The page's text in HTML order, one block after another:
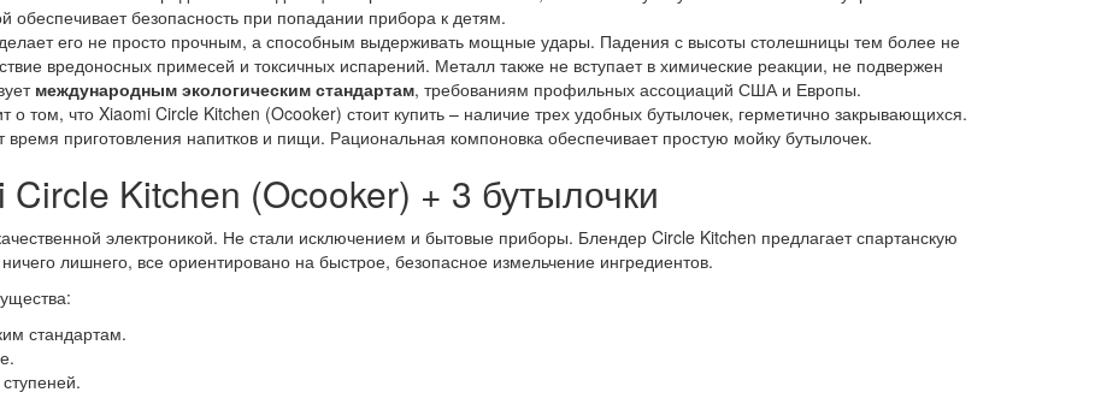
обеспечивает безопасность при попадании прибора к детям.
его не просто прочным, а способным выдерживать мощные удары. Падения с высоты столешницы тем более не
вредоносных примесей и токсичных испарений. Металл также не вступает в химические реакции, не подвержен
международным экологическим стандартам, требованиям профильных ассоциаций США и Европы.
о том, что Xiaomi Circle Kitchen (Ocooker) стоит купить – наличие трех удобных бутылочек, герметично закрывающихся.
приготовления напитков и пищи. Рациональная компоновка обеспечивает простую мойку бутылочек.
Kitchen (Ocooker) + 3 бутылочки
электроникой. Не стали исключением и бытовые приборы. Блендер Circle Kitchen предлагает спартанскую
лишнего, все ориентировано на быстрое, безопасное измельчение ингредиентов.
стандартам.